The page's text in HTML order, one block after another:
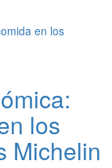
los
Michelin